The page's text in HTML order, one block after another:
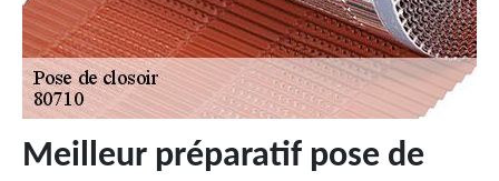
Meilleur préparatif pose de